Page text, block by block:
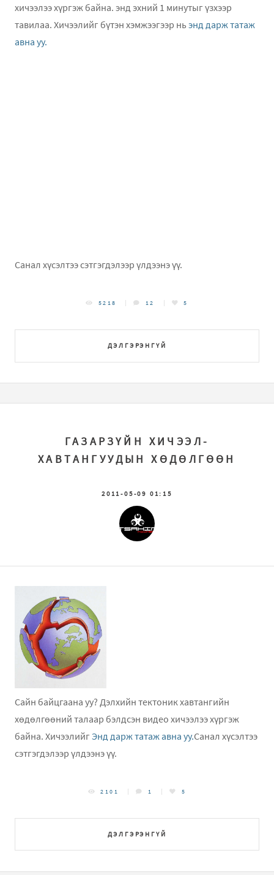
хичээлээ хүргэж байна. энд эхний 1 минутыг үзхээр
тавилаа. Хичээлийг бүтэн хэмжээгээр нь энд дарж татаж
авна уу.
Санал хүсэлтээ сэтгэгдэлээр үлдээнэ үү.
ДЭЛГЭРЭНГҮЙ
5218 12 5
ГАЗАРЗҮЙН ХИЧЭЭЛ-
ХАВТАНГУУДЫН ХӨДӨЛГӨӨН
2011-05-09 01:15
Сайн байцгаана уу? Дэлхийн тектоник хавтангийн
хөдөлгөөний талаар бэлдсэн видео хичээлээ хүргэж
байна. ХичээлийгЭнд дарж татаж авна уу.Санал хүсэлтээ
сэтгэгдэлээр үлдээнэ үү.
ДЭЛГЭРЭНГҮЙ
2101 1 5